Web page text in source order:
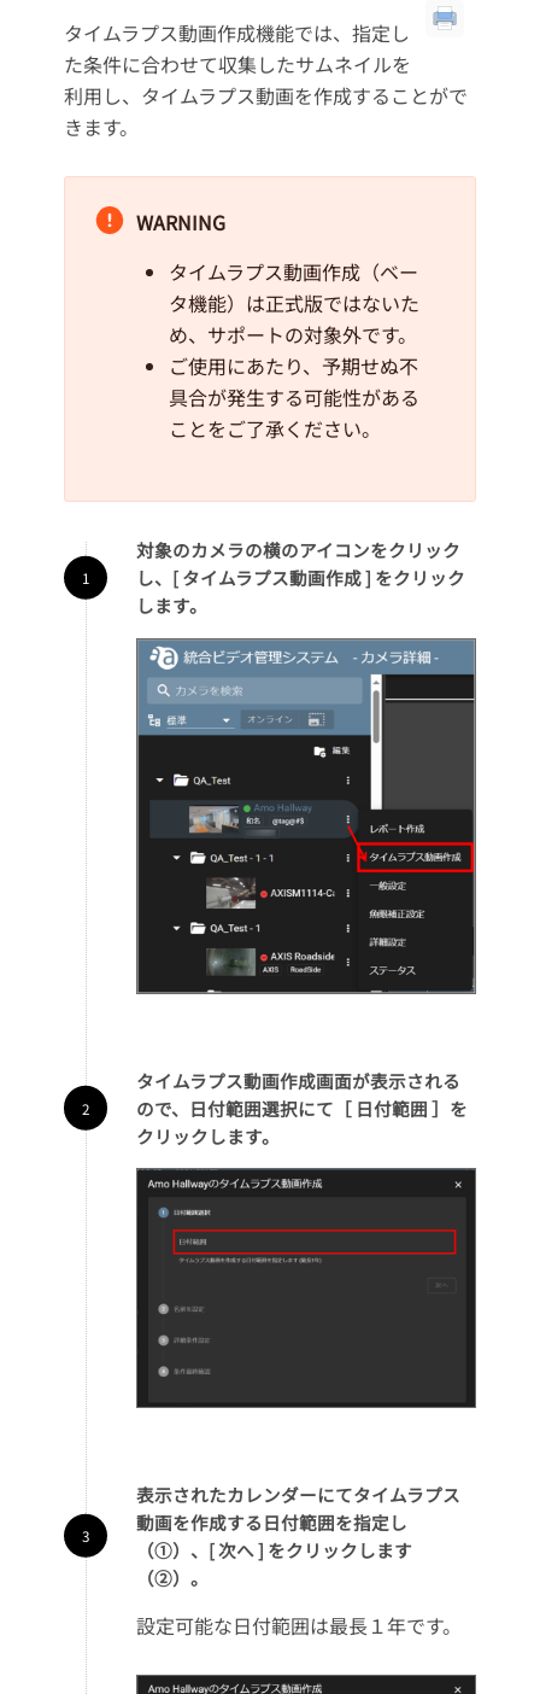
タイムラプス動画作成機能では、指定し
た条件に合わせて収集したサムネイルを
利用し、タイムラプス動画を作成することがで
きます。
WARNING
タイムラプス動画作成（ベー
タ機能）は正式版ではないた
め、サポートの対象外です。
ご使用にあたり、予期せぬ不
具合が発生する可能性がある
ことをご了承ください。
対象のカメラの横のアイコンをクリック
し、[ タイムラプス動画作成 ] をクリック
します。
タイムラプス動画作成画面が表示される
ので、日付範囲選択にて［ 日付範囲 ］を
クリックします。
表示されたカレンダーにてタイムラプス
動画を作成する日付範囲を指定し
（①）、[ 次へ ] をクリックします
（②）。
設定可能な日付範囲は最長１年です。